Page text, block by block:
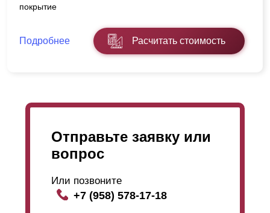
покрытие
Подробнее Расчитать стоимость
Отправьте заявку или
вопрос
Или позвоните
+7 (958) 578-17-18